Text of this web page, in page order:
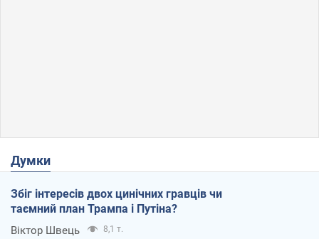
Думки
Збіг інтересів двох цинічних гравців чи
таємний план Трампа і Путіна?
Віктор Швець 8,1 т.